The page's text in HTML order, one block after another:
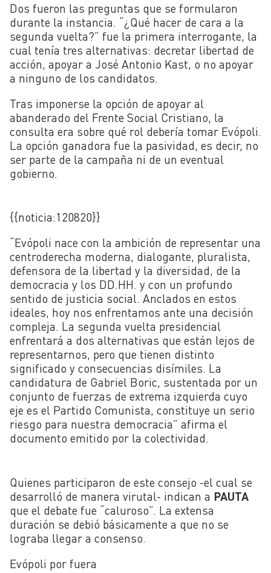
Dos fueron las preguntas que se formularon
durante la instancia. “¿Qué hacer de cara a la
segunda vuelta?” fue la primera interrogante, la
cual tenía tres alternativas: decretar libertad de
acción, apoyar a José Antonio Kast, o no apoyar
a ninguno de los candidatos.
Tras imponerse la opción de apoyar al
abanderado del Frente Social Cristiano, la
consulta era sobre qué rol debería tomar Evópoli.
La opción ganadora fue la pasividad, es decir, no
ser parte de la campaña ni de un eventual
gobierno.
{{noticia:120820}}
“Evópoli nace con la ambición de representar una
centroderecha moderna, dialogante, pluralista,
defensora de la libertad y la diversidad, de la
democracia y los DD.HH. y con un profundo
sentido de justicia social. Anclados en estos
ideales, hoy nos enfrentamos ante una decisión
compleja. La segunda vuelta presidencial
enfrentará a dos alternativas que están lejos de
representarnos, pero que tienen distinto
significado y consecuencias disímiles. La
candidatura de Gabriel Boric, sustentada por un
conjunto de fuerzas de extrema izquierda cuyo
eje es el Partido Comunista, constituye un serio
riesgo para nuestra democracia” afirma el
documento emitido por la colectividad.
Quienes participaron de este consejo -el cual se
desarrolló de manera virutal- indican a PAUTA
que el debate fue “caluroso”. La extensa
duración se debió básicamente a que no se
lograba llegar a consenso.
Evópoli por fuera